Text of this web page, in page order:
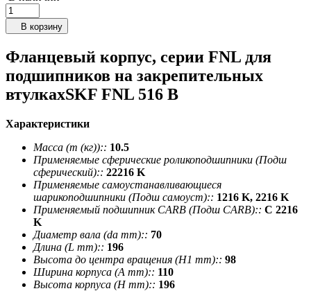
В корзину
Фланцевый корпус, cерии FNL для
подшипников на закрепительных
втулкахSKF FNL 516 B
Характеристики
Масса (m (кг)):: 10.5
Применяемые сферические роликоподшипники (Подш
сферический):: 22216 K
Применяемые самоустанавливающиеся
шарикоподшипники (Подш самоуст):: 1216 K, 2216 K
Применяемый подшипник CARB (Подш CARB):: C 2216
K
Диаметр вала (da mm):: 70
Длина (L mm):: 196
Высота до центра вращения (H1 mm):: 98
Ширина корпуса (A mm):: 110
Высота корпуса (H mm):: 196